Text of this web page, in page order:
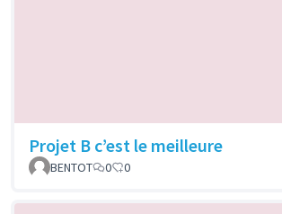
Projet B c’est le meilleure
BENTOT 0 0